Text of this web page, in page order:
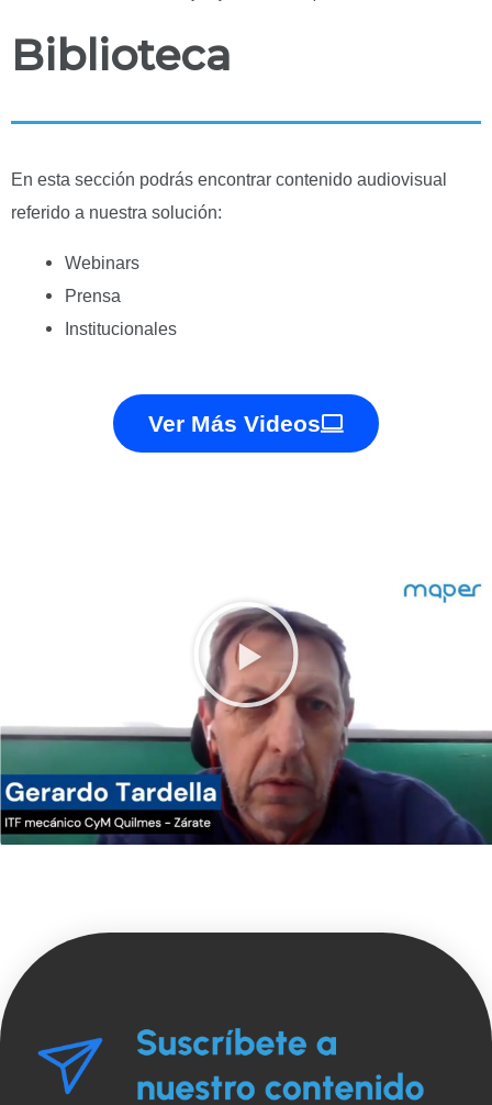
Biblioteca
En esta sección podrás encontrar contenido audiovisual
referido a nuestra solución:
Webinars
Prensa
Institucionales
Ver Más Videos